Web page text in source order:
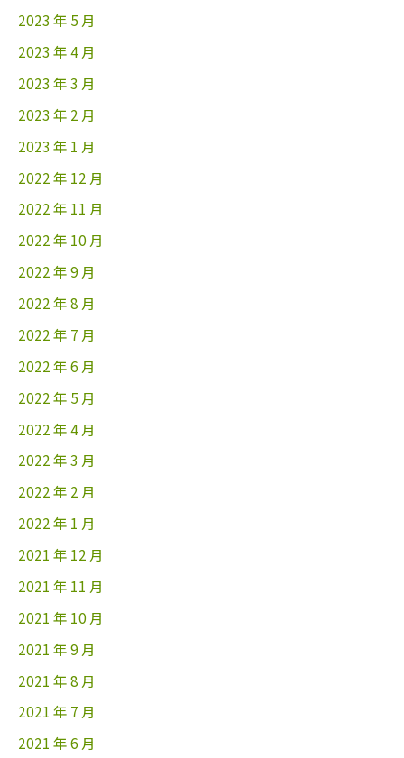
2023 年 5 月
2023 年 4 月
2023 年 3 月
2023 年 2 月
2023 年 1 月
2022 年 12 月
2022 年 11 月
2022 年 10 月
2022 年 9 月
2022 年 8 月
2022 年 7 月
2022 年 6 月
2022 年 5 月
2022 年 4 月
2022 年 3 月
2022 年 2 月
2022 年 1 月
2021 年 12 月
2021 年 11 月
2021 年 10 月
2021 年 9 月
2021 年 8 月
2021 年 7 月
2021 年 6 月